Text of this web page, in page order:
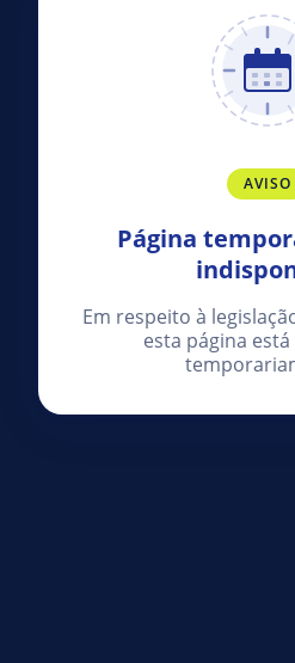
AVISO
Página
Em respeito à
esta página